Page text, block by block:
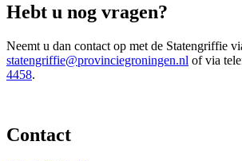
Hebt u nog vragen?
Neemt u dan contact op met de Statengriffie
statengriffie@provinciegroningen.nl of via
4458.
Contact